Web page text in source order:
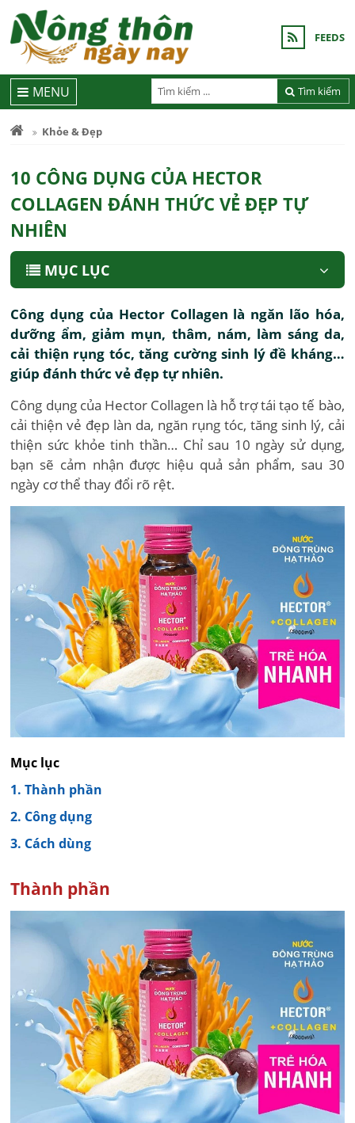
FEEDS
Tìm kiếm
MENU
Khỏe & Đẹp
10 CÔNG DỤNG CỦA HECTOR
COLLAGEN ĐÁNH THỨC VẺ ĐẸP TỰ
NHIÊN
MỤC LỤC
Công dụng của Hector Collagen là ngăn lão hóa,
dưỡng ẩm, giảm mụn, thâm, nám, làm sáng da,
cải thiện rụng tóc, tăng cường sinh lý đề kháng…
giúp đánh thức vẻ đẹp tự nhiên.
Công dụng của Hector Collagen là hỗ trợ tái tạo tế bào,
cải thiện vẻ đẹp làn da, ngăn rụng tóc, tăng sinh lý, cải
thiện sức khỏe tinh thần… Chỉ sau 10 ngày sử dụng,
bạn sẽ cảm nhận được hiệu quả sản phẩm, sau 30
ngày cơ thể thay đổi rõ rệt.
Mục lục
1. Thành phần
2. Công dụng
3. Cách dùng
Thành phần